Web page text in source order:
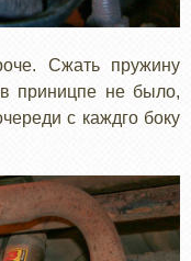
Сжать пружину
приницпе не было,
с каждго боку